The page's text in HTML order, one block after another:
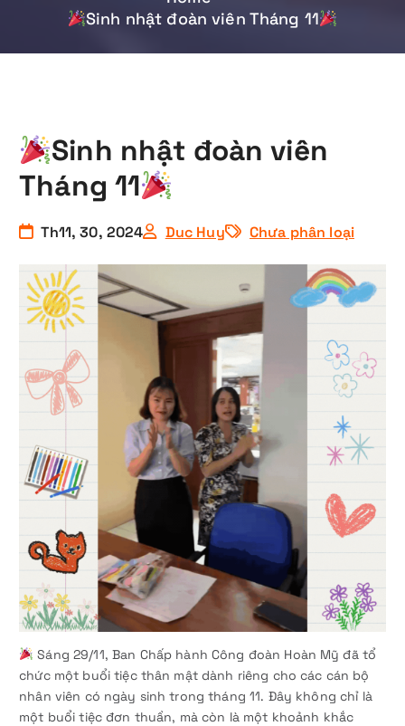
Sinh nhật đoàn viên Tháng 11
Sinh nhật đoàn viên
Tháng 11
Th11, 30, 2024 Duc Huy Chưa phân loại
Sáng 29/11, Ban Chấp hành Công đoàn Hoàn Mỹ đã tổ
chức một buổi tiệc thân mật dành riêng cho các cán bộ
nhân viên có ngày sinh trong tháng 11. Đây không chỉ là
một buổi tiệc đơn thuần, mà còn là một khoảnh khắc